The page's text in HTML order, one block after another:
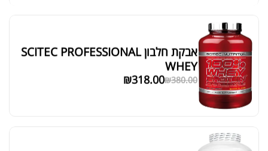
אבקת חלבון SCITEC PROFESSIONAL
WHEY
₪380.00
₪318.00